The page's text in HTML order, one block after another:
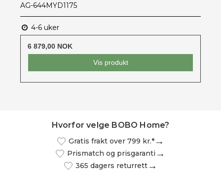
AG-644MYD1175
4-6 uker
6 879,00 NOK
Vis produkt
Hvorfor velge BOBO Home?
Gratis frakt over 799 kr.*
Prismatch og prisgaranti
365 dagers returrett